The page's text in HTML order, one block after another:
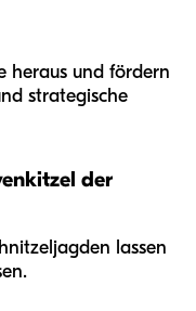
heraus und fördern
strategische
der
lassen